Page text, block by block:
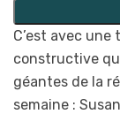
C’est avec
constructive
géantes de la
semaine :